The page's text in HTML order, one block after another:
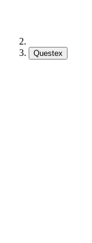
Questex